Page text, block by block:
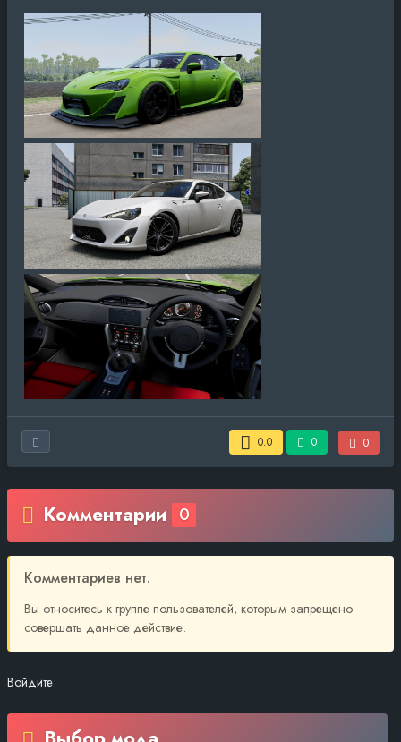
0.0 0 0
Комментарии 0
Комментариев нет.
Вы относитесь к группе пользователей, которым запрещено
совершать данное действие.
Войдите: